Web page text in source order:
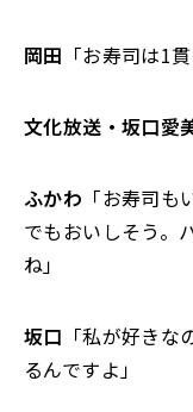
岡田 「お寿司は1
文化放送・坂口愛
ふかわ 「お寿司
でもおいしそう。
ね」
坂口 「私が好き
るんですよ」